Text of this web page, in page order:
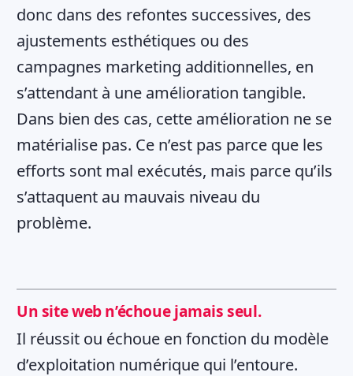
donc dans des refontes successives, des
ajustements esthétiques ou des
campagnes marketing additionnelles, en
s’attendant à une amélioration tangible.
Dans bien des cas, cette amélioration ne se
matérialise pas. Ce n’est pas parce que les
efforts sont mal exécutés, mais parce qu’ils
s’attaquent au mauvais niveau du
problème.
Un site web n’échoue jamais seul.
Il réussit ou échoue en fonction du modèle
d’exploitation numérique qui l’entoure.